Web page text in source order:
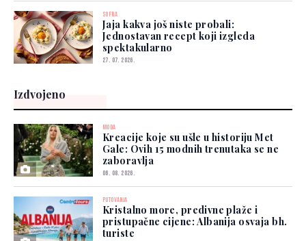
SOFRA
Jaja kakva još niste probali:
Jednostavan recept koji izgleda
spektakularno
27. 07. 2026.
Izdvojeno
MODA
Kreacije koje su ušle u historiju Met
Gale: Ovih 15 modnih trenutaka se ne
zaboravlja
06. 08. 2026.
PUTOVANJA
Kristalno more, predivne plaže i
pristupačne cijene: Albanija osvaja bh.
turiste